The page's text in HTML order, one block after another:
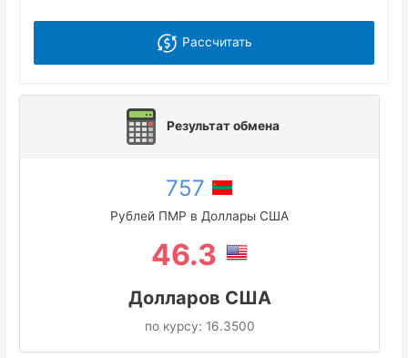
Рассчитать
Результат обмена
757
Рублей ПМР в Доллары США
46.3
Долларов США
по курсу: 16.3500